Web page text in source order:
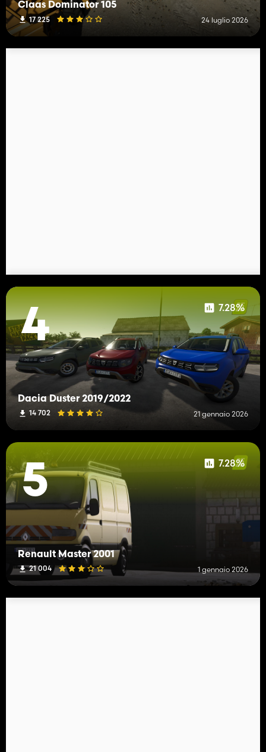
Claas Dominator 105
17 225 24 luglio 2026
4 7.28%
Dacia Duster 2019/2022
14 702 21 gennaio 2026
5 7.28%
Renault Master 2001
21 004 1 gennaio 2026